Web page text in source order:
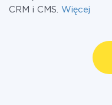
CRM i CMS. Więcej